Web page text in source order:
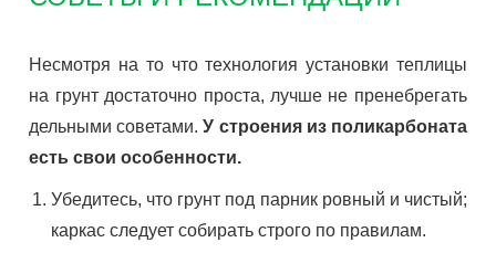
Несмотря на то что технология установки теплицы
на грунт достаточно проста, лучше не пренебрегать
дельными советами.У строения из поликарбоната
есть свои особенности.
Убедитесь, что грунт под парник ровный и чистый;
каркас следует собирать строго по правилам.